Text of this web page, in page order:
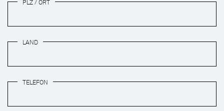
PLZ / ORT
LAND
TELEFON